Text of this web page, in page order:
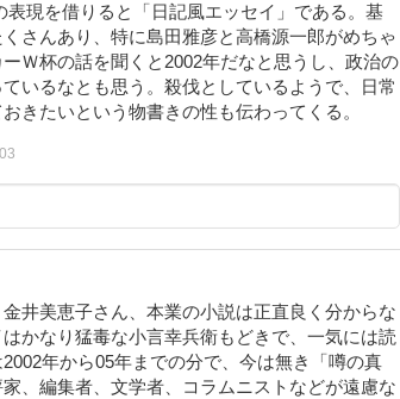
現を借りると「日記風エッセイ」である。基
さんあり、特に島田雅彦と高橋源一郎がめちゃ
Ｗ杯の話を聞くと2002年だなと思うし、政治の
いるなとも思う。殺伐としているようで、日常
きたいという物書きの性も伝わってくる。
井美恵子さん、本業の小説は正直良く分からな
かなり猛毒な小言幸兵衛もどきで、一気には読
年から05年までの分で、今は無き「噂の真
、編集者、文学者、コラムニストなどが遠慮な